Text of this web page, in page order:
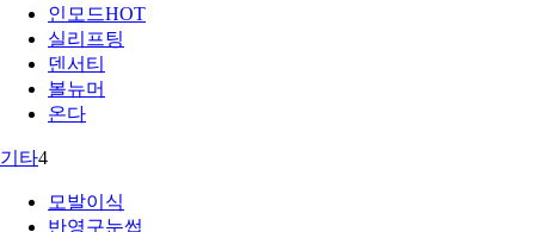
인모드HOT
실리프팅
덴서티
볼뉴머
온다
기타4
모발이식
반영구눈썹